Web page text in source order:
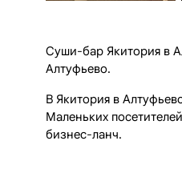
Суши-бар Якитория в
Алтуфьево.
В Якитория в
Маленьких
бизнес-ланч.